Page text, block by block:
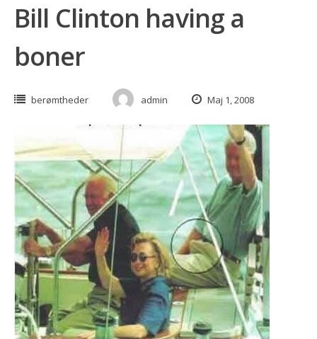
Bill Clinton having a
boner
berømtheder admin Maj 1, 2008